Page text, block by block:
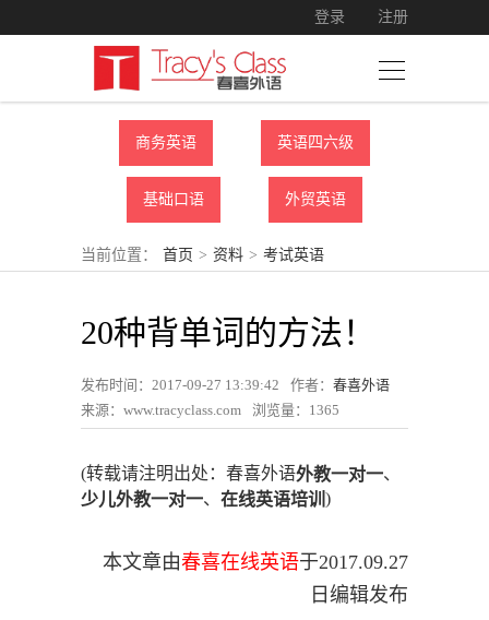
登录 注册
商务英语 英语四六级
基础口语 外贸英语
当前位置： 首页 > 资料 > 考试英语
20种背单词的方法！
发布时间：2017-09-27 13:39:42 作者： 春喜外语
来源：www.tracyclass.com
浏览量： 1365
(转载请注明出处：春喜外语外教一对一、
少儿外教一对一、 在线英语培训 )
本文章由春喜在线英语于2017.09.27
日编辑发布